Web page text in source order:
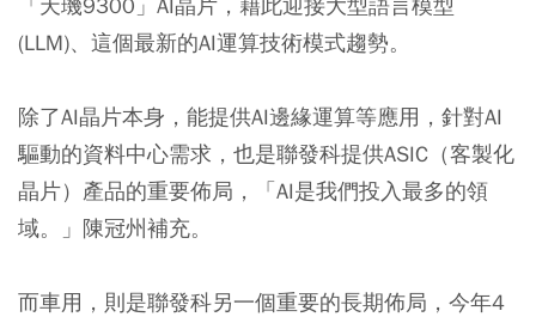
(LLM)、這個最新的AI運算技術模式趨勢。
除了AI晶片本身，能提供AI邊緣運算等應用，針對AI
驅動的資料中心需求，也是聯發科提供ASIC（客製化
晶片）產品的重要佈局，「AI是我們投入最多的領
域。」陳冠州補充。
而車用，則是聯發科另一個重要的長期佈局，今年4